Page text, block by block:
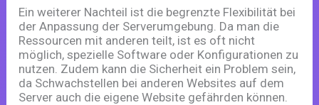
Ein weiterer Nachteil ist die begrenzte Flexibilität bei
der Anpassung der Serverumgebung. Da man die
Ressourcen mit anderen teilt, ist es oft nicht
möglich, spezielle Software oder Konfigurationen zu
nutzen. Zudem kann die Sicherheit ein Problem sein,
da Schwachstellen bei anderen Websites auf dem
Server auch die eigene Website gefährden können.